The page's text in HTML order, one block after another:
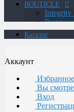
BOUTICLE
Integrity
MAN /
Уход
Botox /
Каталог
Аккаунт
Избранное
Вы
Вход